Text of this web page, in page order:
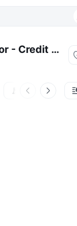
Cash Register & ATM Simulator - Credit Card Games
组队招募